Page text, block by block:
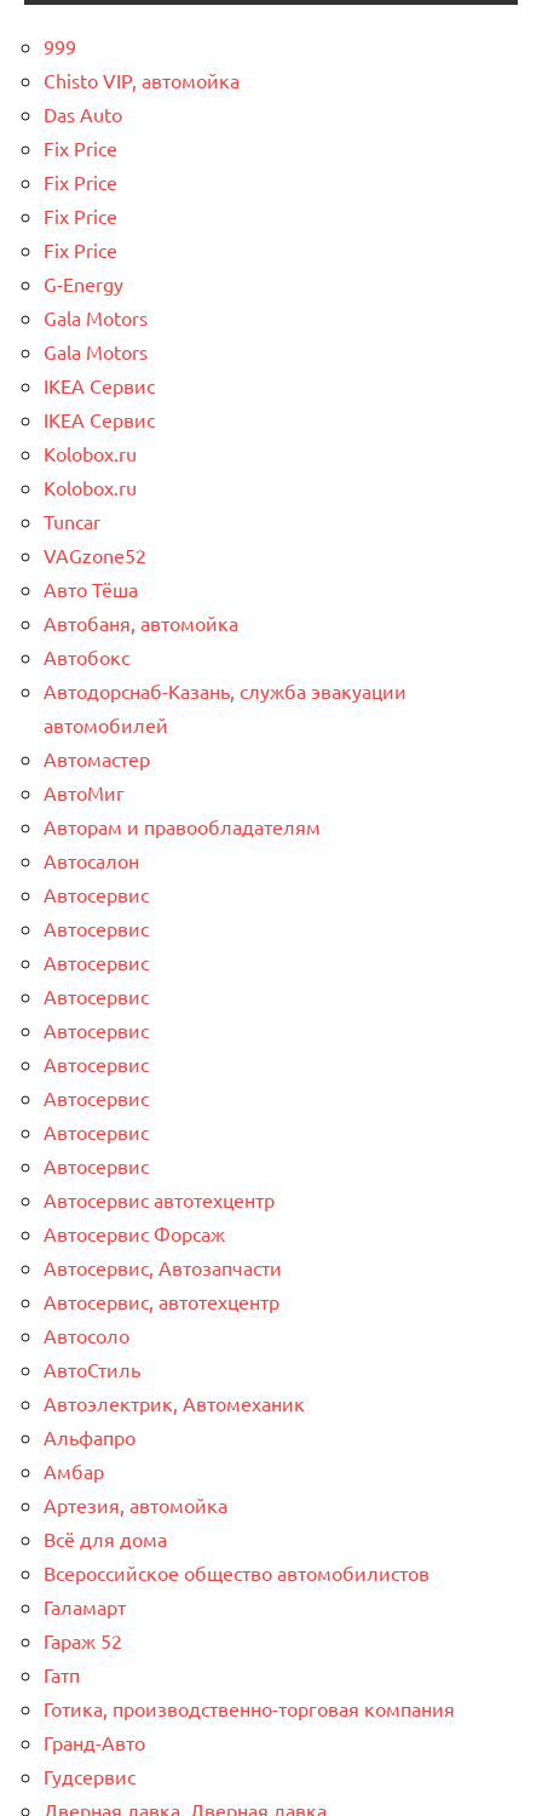
999
Chisto VIP, автомойка
Das Auto
Fix Price
Fix Price
Fix Price
Fix Price
G-Energy
Gala Motors
Gala Motors
IKEA Сервис
IKEA Сервис
Kolobox.ru
Kolobox.ru
Tuncar
VAGzone52
Авто Тёша
Автобаня, автомойка
Автобокс
Автодорснаб-Казань, служба эвакуации
автомобилей
Автомастер
АвтоМиг
Авторам и правообладателям
Автосалон
Автосервис
Автосервис
Автосервис
Автосервис
Автосервис
Автосервис
Автосервис
Автосервис
Автосервис
Автосервис автотехцентр
Автосервис Форсаж
Автосервис, Автозапчасти
Автосервис, автотехцентр
Автосоло
АвтоСтиль
Автоэлектрик, Автомеханик
Альфапро
Амбар
Артезия, автомойка
Всё для дома
Всероссийское общество автомобилистов
Галамарт
Гараж 52
Гатп
Готика, производственно-торговая компания
Гранд-Авто
Гудсервис
Дверная лавка, Дверная лавка